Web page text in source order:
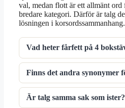
val, medan flott är ett allmänt
bredare kategori. Därför är talg
lösningen i korsordssammanhang.
Vad heter fårfett på 4
Finns det andra synonymer
Är talg samma sak som ister?